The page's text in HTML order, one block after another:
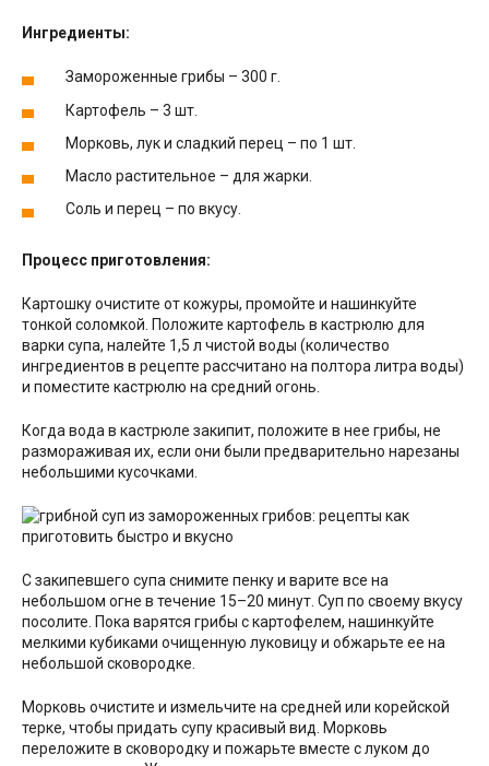
Ингредиенты:
Замороженные грибы – 300 г.
Картофель – 3 шт.
Морковь, лук и сладкий перец – по 1 шт.
Масло растительное – для жарки.
Соль и перец – по вкусу.
Процесс приготовления:
Картошку очистите от кожуры, промойте и нашинкуйте
тонкой соломкой. Положите картофель в кастрюлю для
варки супа, налейте 1,5 л чистой воды (количество
ингредиентов в рецепте рассчитано на полтора литра воды)
и поместите кастрюлю на средний огонь.
Когда вода в кастрюле закипит, положите в нее грибы, не
размораживая их, если они были предварительно нарезаны
небольшими кусочками.
С закипевшего супа снимите пенку и варите все на
небольшом огне в течение 15–20 минут. Суп по своему вкусу
посолите. Пока варятся грибы с картофелем, нашинкуйте
мелкими кубиками очищенную луковицу и обжарьте ее на
небольшой сковородке.
Морковь очистите и измельчите на средней или корейской
терке, чтобы придать супу красивый вид. Морковь
переложите в сковородку и пожарьте вместе с луком до